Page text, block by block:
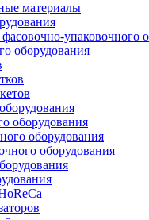
материалы
упаковочного
оборудования
оборудования
оборудования
оборудования